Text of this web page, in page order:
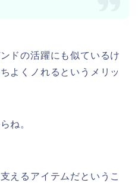
ドの活躍にも似ているけ
よくノれるというメリッ
ね。
えるアイテムだというこ